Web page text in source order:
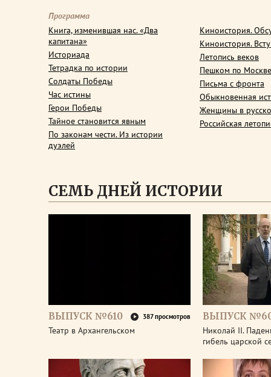
Программа
Книга, изменившая нас. «Два
капитана»
Историада
Тетрадка по истории
Солдаты Победы
Час истины
Герои Победы
Тайное становится явным
По законам чести. Из истории
дуэлей
Киноистория.
Киноистория.
Летопись веков
Пешком по Москве
Письма с фронта
Обыкновенная
Женщины в
Российская
СЕМЬ ДНЕЙ ИСТОРИИ
ВЫПУСК №610 387 просмотров
Театр в Архангельском
ВЫПУСК
Николай II.
гибель царской